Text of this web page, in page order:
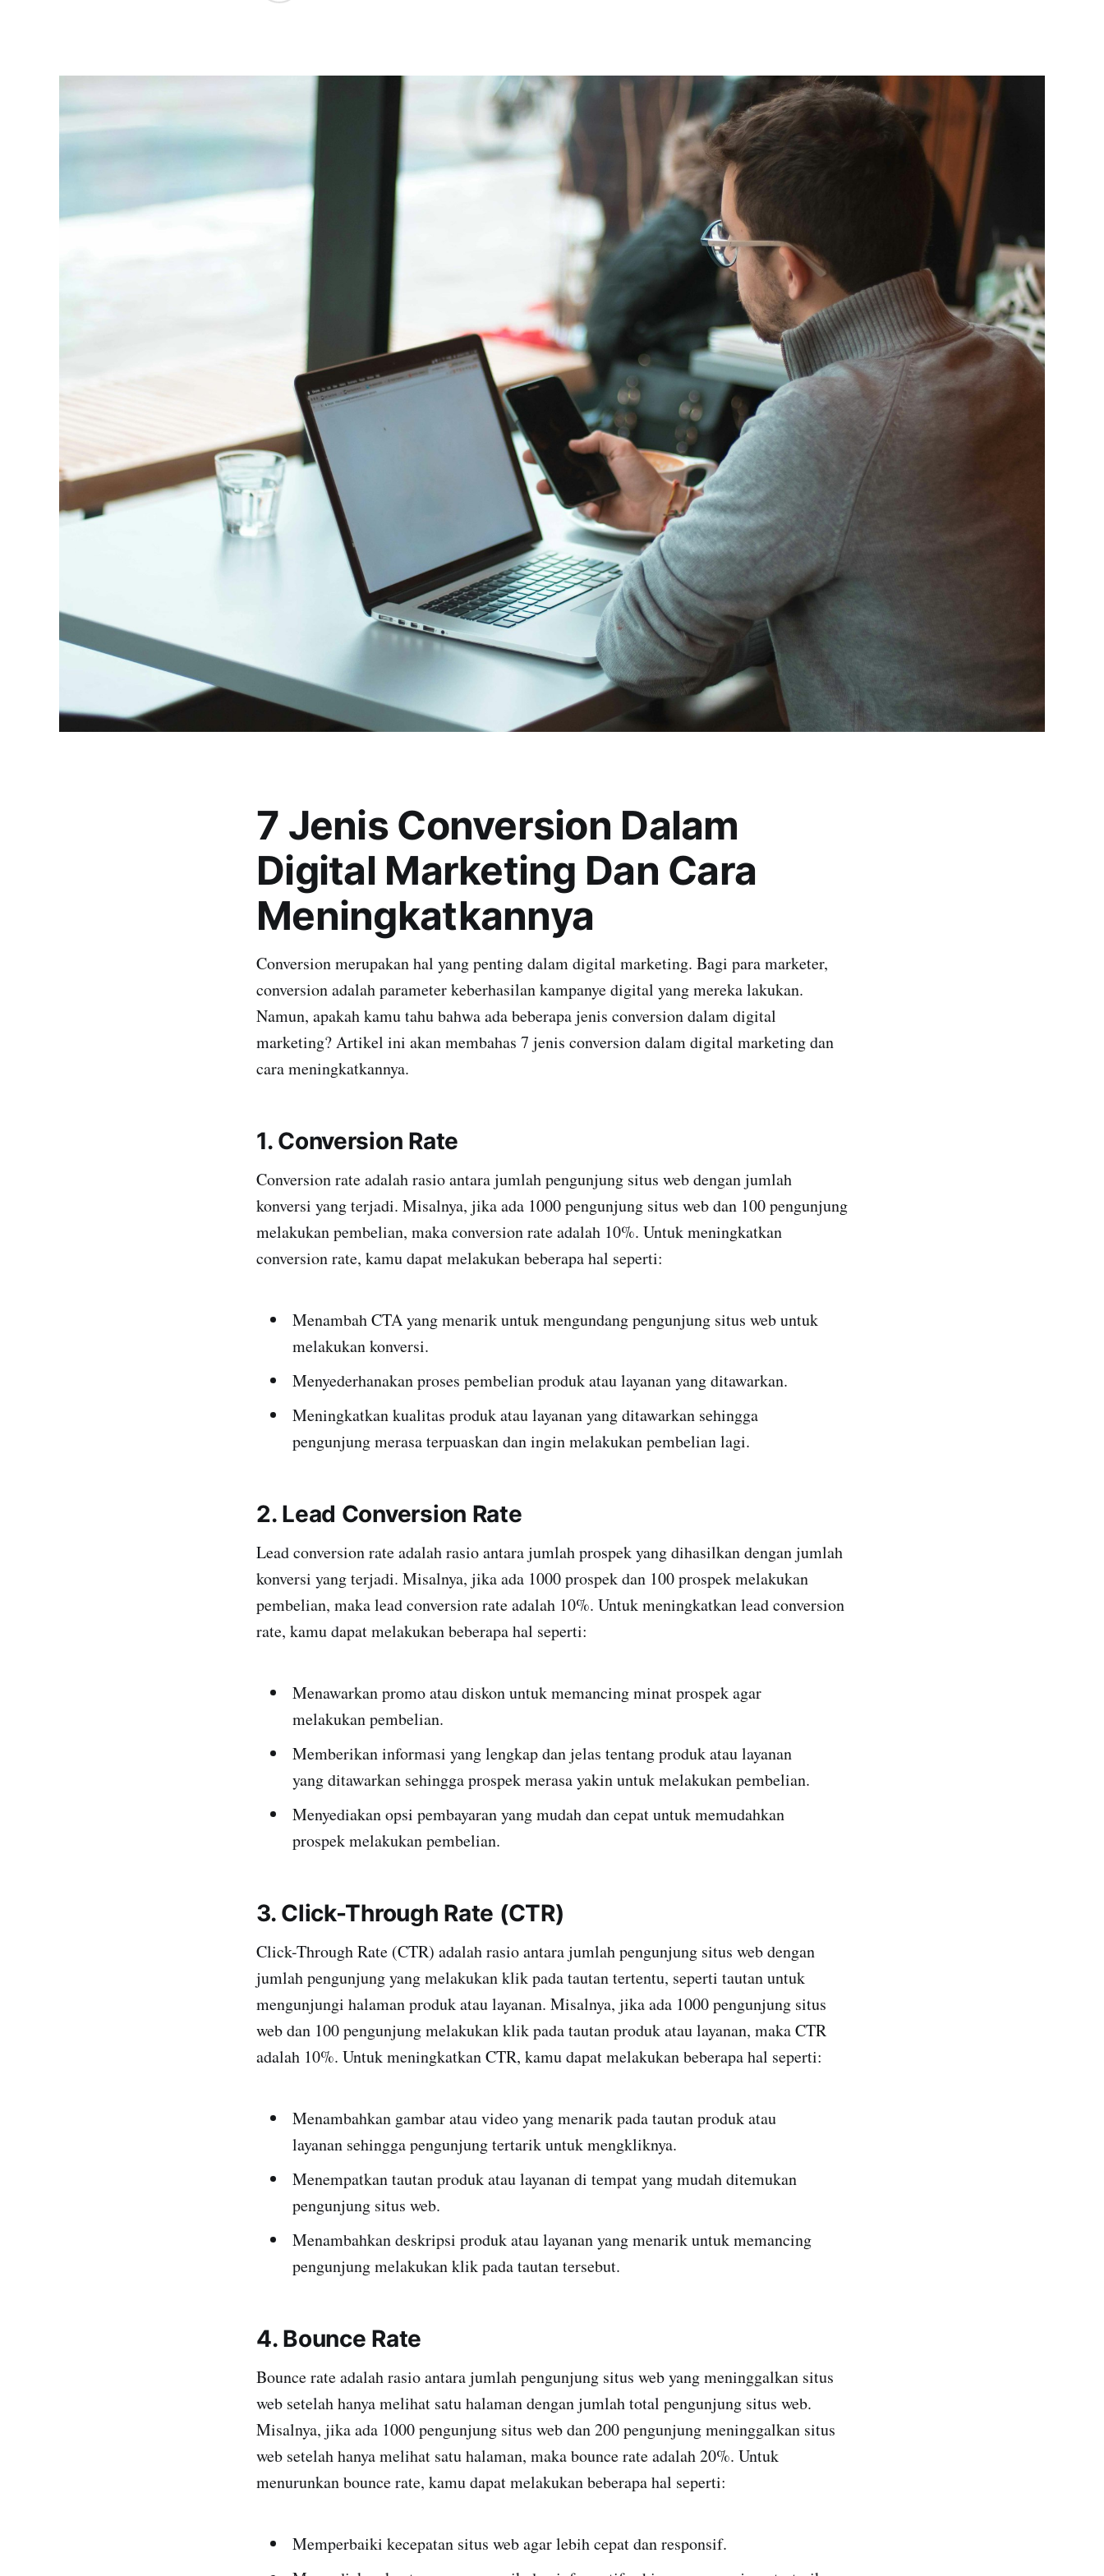
7 Jenis Conversion Dalam
Digital Marketing Dan Cara
Meningkatkannya
Conversion merupakan hal yang penting dalam digital marketing. Bagi para marketer,
conversion adalah parameter keberhasilan kampanye digital yang mereka lakukan.
Namun, apakah kamu tahu bahwa ada beberapa jenis conversion dalam digital
marketing? Artikel ini akan membahas 7 jenis conversion dalam digital marketing dan
cara meningkatkannya.
1. Conversion Rate
Conversion rate adalah rasio antara jumlah pengunjung situs web dengan jumlah
konversi yang terjadi. Misalnya, jika ada 1000 pengunjung situs web dan 100 pengunjung
melakukan pembelian, maka conversion rate adalah 10%. Untuk meningkatkan
conversion rate, kamu dapat melakukan beberapa hal seperti:
Menambah CTA yang menarik untuk mengundang pengunjung situs web untuk
melakukan konversi.
Menyederhanakan proses pembelian produk atau layanan yang ditawarkan.
Meningkatkan kualitas produk atau layanan yang ditawarkan sehingga
pengunjung merasa terpuaskan dan ingin melakukan pembelian lagi.
2. Lead Conversion Rate
Lead conversion rate adalah rasio antara jumlah prospek yang dihasilkan dengan jumlah
konversi yang terjadi. Misalnya, jika ada 1000 prospek dan 100 prospek melakukan
pembelian, maka lead conversion rate adalah 10%. Untuk meningkatkan lead conversion
rate, kamu dapat melakukan beberapa hal seperti:
Menawarkan promo atau diskon untuk memancing minat prospek agar
melakukan pembelian.
Memberikan informasi yang lengkap dan jelas tentang produk atau layanan
yang ditawarkan sehingga prospek merasa yakin untuk melakukan pembelian.
Menyediakan opsi pembayaran yang mudah dan cepat untuk memudahkan
prospek melakukan pembelian.
3. Click-Through Rate (CTR)
Click-Through Rate (CTR) adalah rasio antara jumlah pengunjung situs web dengan
jumlah pengunjung yang melakukan klik pada tautan tertentu, seperti tautan untuk
mengunjungi halaman produk atau layanan. Misalnya, jika ada 1000 pengunjung situs
web dan 100 pengunjung melakukan klik pada tautan produk atau layanan, maka CTR
adalah 10%. Untuk meningkatkan CTR, kamu dapat melakukan beberapa hal seperti:
Menambahkan gambar atau video yang menarik pada tautan produk atau
layanan sehingga pengunjung tertarik untuk mengkliknya.
Menempatkan tautan produk atau layanan di tempat yang mudah ditemukan
pengunjung situs web.
Menambahkan deskripsi produk atau layanan yang menarik untuk memancing
pengunjung melakukan klik pada tautan tersebut.
4. Bounce Rate
Bounce rate adalah rasio antara jumlah pengunjung situs web yang meninggalkan situs
web setelah hanya melihat satu halaman dengan jumlah total pengunjung situs web.
Misalnya, jika ada 1000 pengunjung situs web dan 200 pengunjung meninggalkan situs
web setelah hanya melihat satu halaman, maka bounce rate adalah 20%. Untuk
menurunkan bounce rate, kamu dapat melakukan beberapa hal seperti:
Memperbaiki kecepatan situs web agar lebih cepat dan responsif.